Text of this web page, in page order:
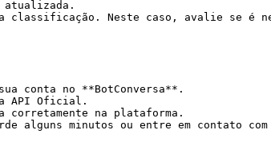
conta no **BotConversa**.
API Oficial.
na plataforma.
alguns minutos ou entre em contato